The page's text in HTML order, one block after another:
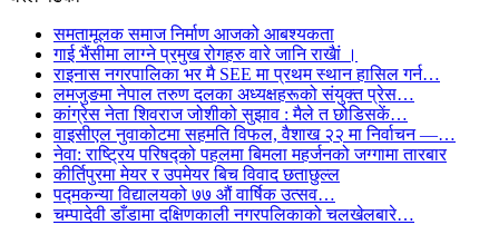
समतामूलक समाज निर्माण आजको आबश्यकता
गाई भैंसीमा लाग्ने प्रमुख रोगहरु वारे जानि राखैां ।
राइनास नगरपालिका भर मै SEE मा प्रथम स्थान हासिल गर्न…
लमजुङमा नेपाल तरुण दलका अध्यक्षहरूको संयुक्त प्रेस…
कांग्रेस नेता शिवराज जोशीको सुझाव : मैले त छोडिसकें…
वाइसीएल नुवाकोटमा सहमति विफल, वैशाख २२ मा निर्वाचन —…
नेवा: राष्ट्रिय परिषद्को पहलमा बिमला महर्जनको जग्गामा तारबार
कीर्तिपुरमा मेयर र उपमेयर बिच विवाद छताछुल्ल
पद्मकन्या विद्यालयको ७७ औं ‌‌वार्षिक ‌उत्सव…
चम्पादेवी डाँडामा दक्षिणकाली नगरपलिकाको चलखेलबारे…